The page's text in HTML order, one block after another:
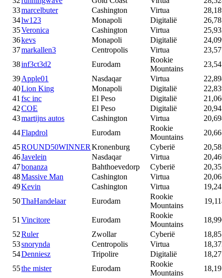
33marcelbuter Cashington Virtua
34lw123 Monapoli Digitalië
35Veronica Cashington Virtua
36kevs Monapoli Digitalië
37markallen3 Centropolis Virtua
38inf3ct3d2 Eurodam
Rookie
Mountains
39Apple01 Nasdaqar Virtua
40Lion King Monapoli Digitalië
41 fsc inc El Peso Digitalië
42COE El Peso Digitalië
43martijns autos Cashington Virtua
44Flapdrol Eurodam
Rookie
Mountains
45ROUND50WINNER Kronenburg Cyberië
46Javelein Nasdaqar Virtua
47bonanza Bahthoevedorp Cyberië
48Massive Man Cashington Virtua
49Kevin Cashington Virtua
50ThaHandelaar Eurodam
Rookie
Mountains
51 Vincitore Eurodam
Rookie
Mountains
52Ruler Zwollar Cyberië
53snorynda Centropolis Virtua
54Denniesz Tripolire Digitalië
55the mister Eurodam
Rookie
Mountains